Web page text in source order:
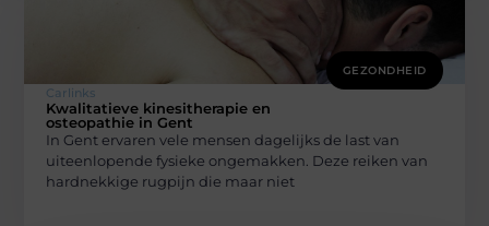
GEZONDHEID
Carlinks
Kwalitatieve kinesitherapie en
osteopathie in Gent
In Gent ervaren vele mensen dagelijks de last van
uiteenlopende fysieke ongemakken. Deze reiken van
hardnekkige rugpijn die maar niet